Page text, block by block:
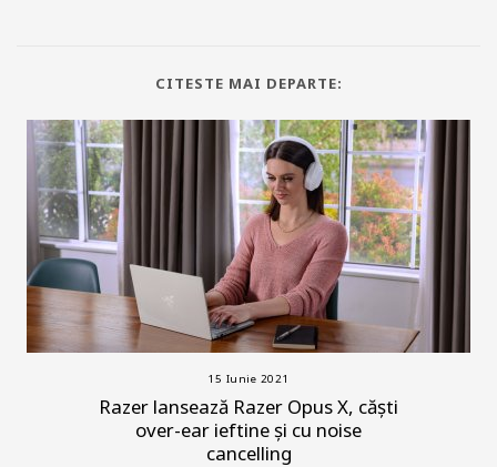
CITESTE MAI DEPARTE:
15 Iunie 2021
Razer lansează Razer Opus X, căști
over-ear ieftine și cu noise
cancelling